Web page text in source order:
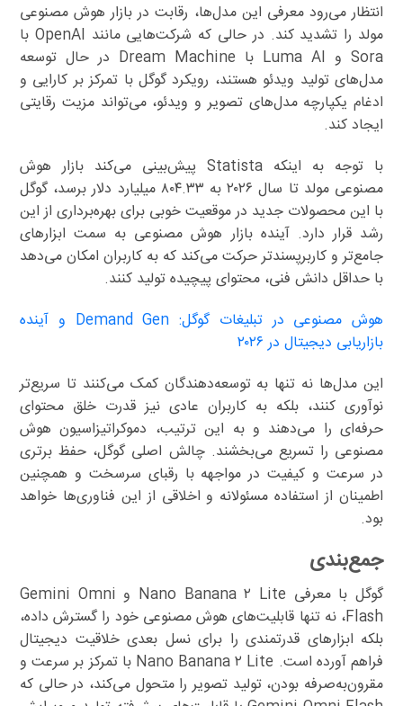
انتظار می‌رود معرفی این مدل‌ها، رقابت در بازار هوش مصنوعی
مولد را تشدید کند. در حالی که شرکت‌هایی مانند OpenAI با
Sora و Luma AI با Dream Machine در حال توسعه
مدل‌های تولید ویدئو هستند، رویکرد گوگل با تمرکز بر کارایی و
ادغام یکپارچه مدل‌های تصویر و ویدئو، می‌تواند مزیت رقایتی
ایجاد کند.
با توجه به اینکه Statista پیش‌بینی می‌کند بازار هوش
مصنوعی مولد تا سال ۲۰۲۶ به ۸۰۴.۳۳ میلیارد دلار برسد، گوگل
با این محصولات جدید در موقعیت خوبی برای بهره‌برداری از این
رشد قرار دارد. آینده بازار هوش مصنوعی به سمت ابزارهای
جامع‌تر و کاربرپسندتر حرکت می‌کند که به کاربران امکان می‌دهد
با حداقل دانش فنی، محتوای پیچیده تولید کنند.
هوش مصنوعی در تبلیغات گوگل: Demand Gen و آینده
بازاریابی دیجیتال در ۲۰۲۶
این مدل‌ها نه تنها به توسعه‌دهندگان کمک می‌کنند تا سریع‌تر
نوآوری کنند، بلکه به کاربران عادی نیز قدرت خلق محتوای
حرفه‌ای را می‌دهند و به این ترتیب، دموکراتیزاسیون هوش
مصنوعی را تسریع می‌بخشند. چالش اصلی گوگل، حفظ برتری
در سرعت و کیفیت در مواجهه با رقبای سرسخت و همچنین
اطمینان از استفاده مسئولانه و اخلاقی از این فناوری‌ها خواهد
بود.
جمع‌بندی
گوگل با معرفی Nano Banana ۲ Lite و Gemini Omni
Flash، نه تنها قابلیت‌های هوش مصنوعی خود را گسترش داده،
بلکه ابزارهای قدرتمندی را برای نسل بعدی خلاقیت دیجیتال
فراهم آورده است. Nano Banana ۲ Lite با تمرکز بر سرعت و
مقرون‌به‌صرفه بودن، تولید تصویر را متحول می‌کند، در حالی که